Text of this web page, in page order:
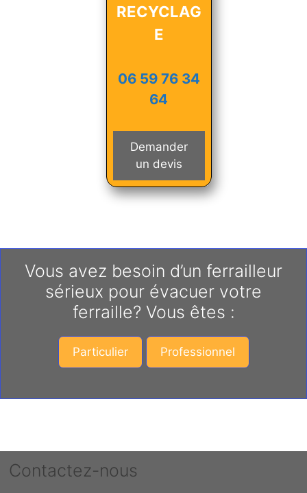
RECYCLAG
E
06 59 76 34
64
Demander
un devis
Vous avez besoin d’un ferrailleur
sérieux pour évacuer votre
ferraille? Vous êtes :
Particulier Professionnel
Contactez-nous